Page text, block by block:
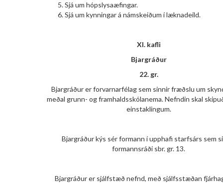
Sjá um hópslysaæfingar.
Sjá um kynningar á námskeiðum í læknadeild.
XI. kafli
Bjargráður
22. gr.
Bjargráður er forvarnarfélag sem sinnir fræðslu um
meðal grunn- og framhaldsskólanema. Nefndin skal
einstaklingum.
Bjargráður kýs sér formann í upphafi starfsárs sem
formannsráði sbr. gr. 13.
Bjargráður er sjálfstæð nefnd, með sjálfsstæðan